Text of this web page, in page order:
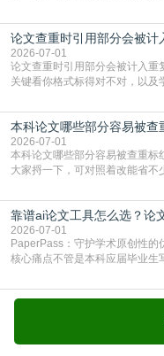
真的太亏。提前做AIGC检测，
AIGC检测成了论文答辩投稿前
框架，内容都是自己写的，至于
论文查重时引用部分会被计
2026-07-01
论文查重时引用部分会被计入重复率？ 学术论文引用部分会不会被
关键看你格式标得对不对，以及
独占一行，每条文献用[1][2]方
7714（作者、题名、刊名、年
成功后通常把这段标为引用，
本科论文哪些部分容易被查
2026-07-01
本科论文哪些部分容易被查重标红？ 本科论文查重，最容易“中招“标红
大家捋一下，可对照着改能省不
乎一模一样的话，你要是直接复
一抓一个准，整段飘红。研究背
用问卷调查法““运用SPSS软件进
靠谱ai论文工具怎么选？论
2026-07-01
PaperPass：守护学术原创性
核心痛点不管是本科应届毕业生
自己逐句读逐句改，熬好几个大
率超标，再返工太折腾。现在
决。靠谱的ai论文工具，不止能